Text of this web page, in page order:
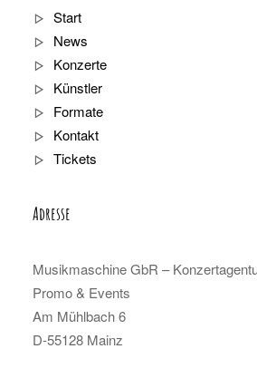
Start
News
Konzerte
Künstler
Formate
Kontakt
Tickets
Adresse
Musikmaschine GbR –
Promo & Events
Am Mühlbach 6
D-55128 Mainz